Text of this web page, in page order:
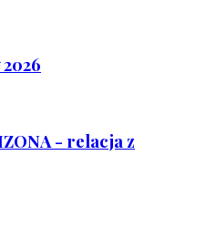
- relacja z